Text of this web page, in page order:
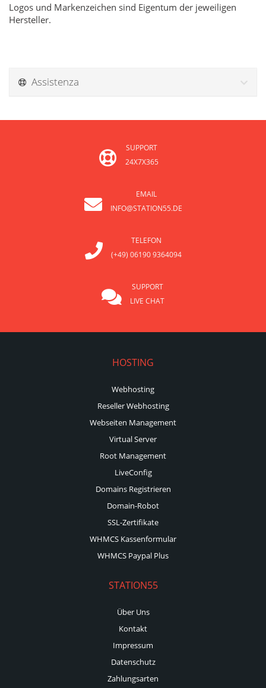
Logos und Markenzeichen sind Eigentum der jeweiligen
Hersteller.
Assistenza
SUPPORT
24X7X365
EMAIL
INFO@STATION55.DE
TELEFON
(+49) 06190 9364094
SUPPORT
LIVE CHAT
HOSTING
Webhosting
Reseller Webhosting
Webseiten Management
Virtual Server
Root Management
LiveConfig
Domains Registrieren
Domain-Robot
SSL-Zertifikate
WHMCS Kassenformular
WHMCS Paypal Plus
STATION55
Über Uns
Kontakt
Impressum
Datenschutz
Zahlungsarten